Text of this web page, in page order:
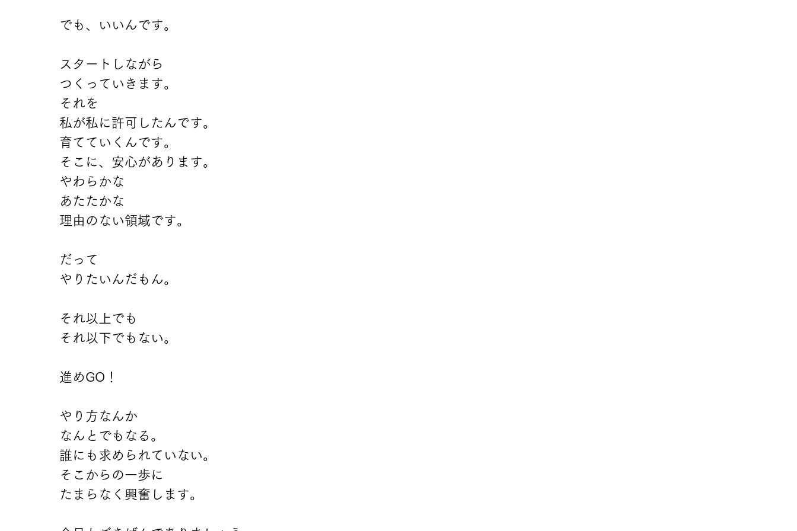
でも、いいんです。
スタートしながら
つくっていきます。
それを
私が私に許可したんです。
育てていくんです。
そこに、安心があります。
やわらかな
あたたかな
理由のない領域です。
だって
やりたいんだもん。
それ以上でも
それ以下でもない。
進めGO！
やり方なんか
なんとでもなる。
誰にも求められていない。
そこからの一歩に
たまらなく興奮します。